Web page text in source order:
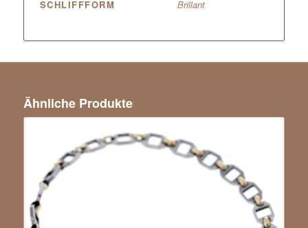
SCHLIFFFORM Brillant
Ähnliche Produkte